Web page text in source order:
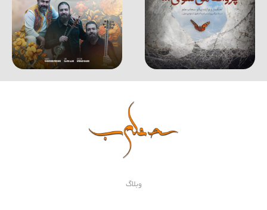
وبلاگ